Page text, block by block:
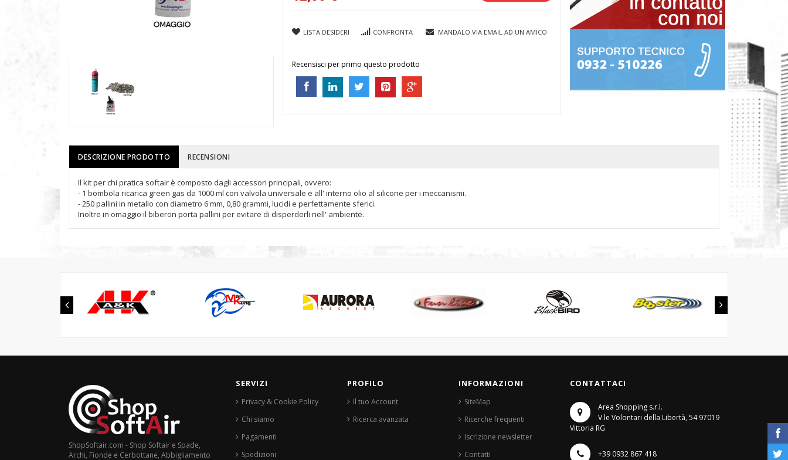
LISTA DESIDERI CONFRONTA MANDALO VIA EMAIL AD UN AMICO
Recensisci per primo questo prodotto
DESCRIZIONE PRODOTTO RECENSIONI
Il kit per chi pratica softair è composto dagli accessori principali, ovvero:
- 1 bombola ricarica green gas da 1000 ml con valvola universale e all' interno olio al silicone per i meccanismi.
- 250 pallini in metallo con diametro 6 mm, 0,80 grammi, lucidi e perfettamente sferici.
Inoltre in omaggio il biberon porta pallini per evitare di disperderli nell' ambiente.
ShopSoftair.com - Shop Softair e Spade,
Archi, Fionde e Cerbottane, Abbigliamento
SERVIZI
Privacy & Cookie Policy
Chi siamo
Pagamenti
Spedizioni
PROFILO
Il tuo Account
Ricerca avanzata
INFORMAZIONI
SiteMap
Ricerche frequenti
Iscrizione newsletter
Contatti
CONTATTACI
Area Shopping s.r.l.
V.le Volontari della Libertà, 5497019
Vittoria RG
+39 0932 867 418